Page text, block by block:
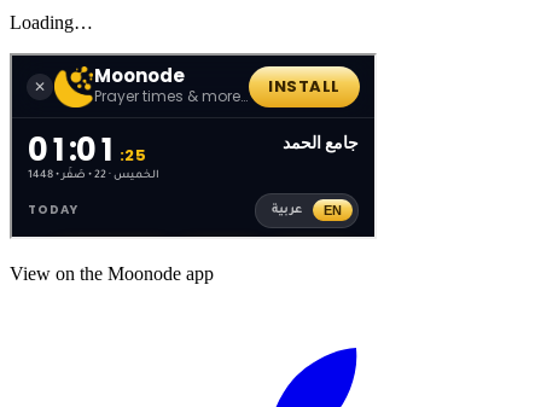
Loading…
View on the Moonode app